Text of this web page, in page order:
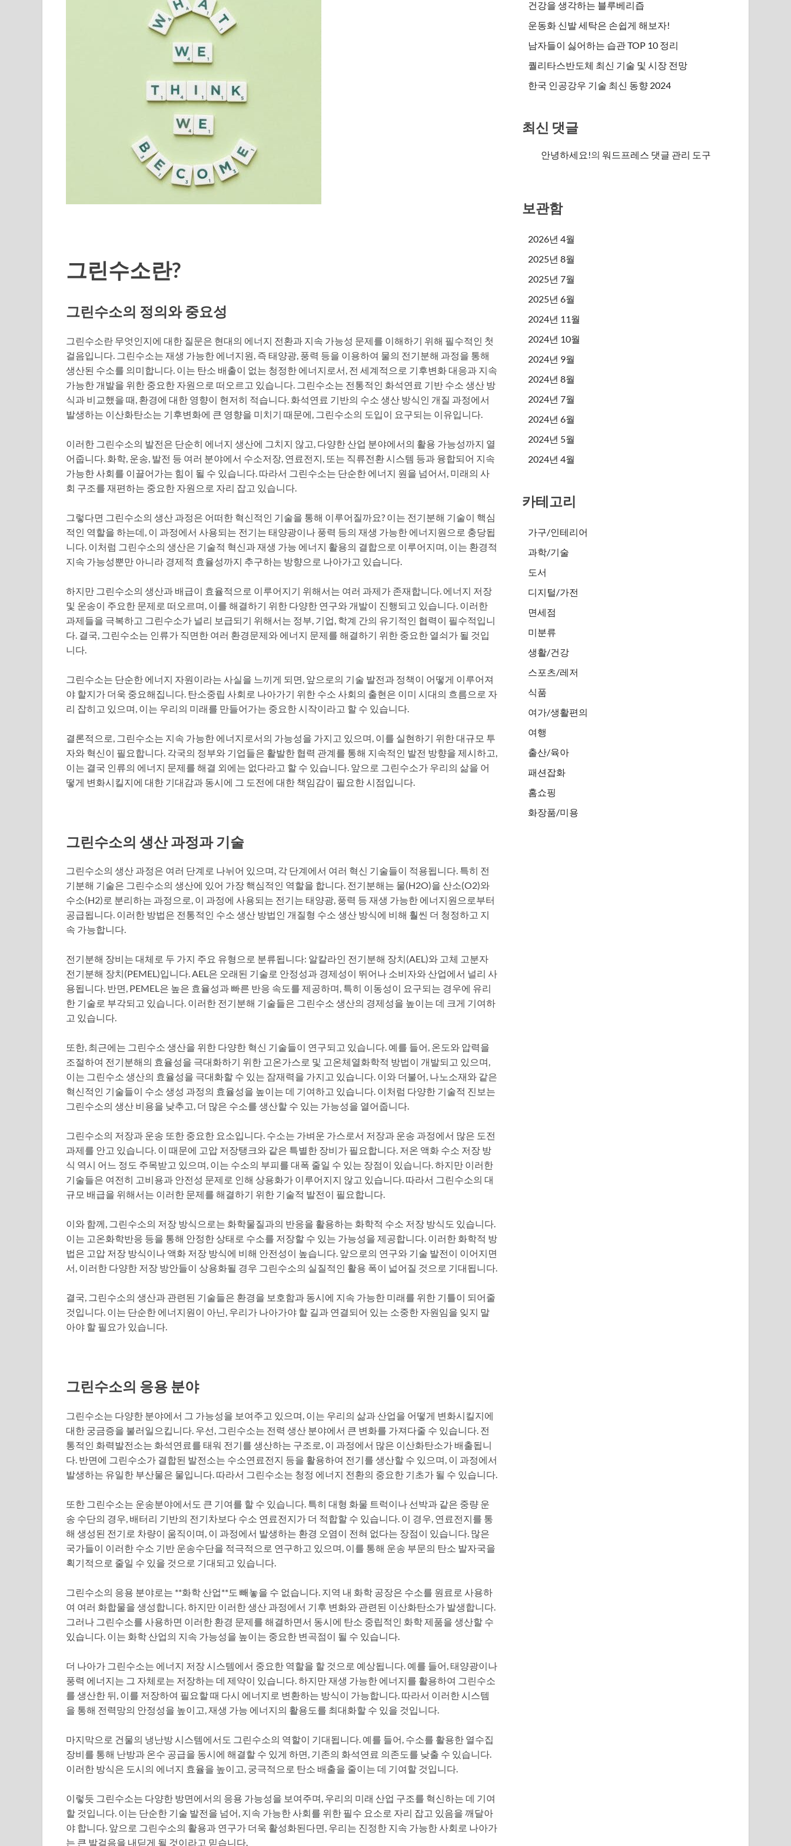
그린수소란?
그린수소의 정의와 중요성
그린수소란 무엇인지에 대한 질문은 현대의 에너지 전환과 지속 가능성 문제를 이해하기 위해 필수적인 첫
걸음입니다. 그린수소는 재생 가능한 에너지원, 즉 태양광, 풍력 등을 이용하여 물의 전기분해 과정을 통해
생산된 수소를 의미합니다. 이는 탄소 배출이 없는 청정한 에너지로서, 전 세계적으로 기후변화 대응과 지속
가능한 개발을 위한 중요한 자원으로 떠오르고 있습니다. 그린수소는 전통적인 화석연료 기반 수소 생산 방
식과 비교했을 때, 환경에 대한 영향이 현저히 적습니다. 화석연료 기반의 수소 생산 방식인 개질 과정에서
발생하는 이산화탄소는 기후변화에 큰 영향을 미치기 때문에, 그린수소의 도입이 요구되는 이유입니다.
이러한 그린수소의 발전은 단순히 에너지 생산에 그치지 않고, 다양한 산업 분야에서의 활용 가능성까지 열
어줍니다. 화학, 운송, 발전 등 여러 분야에서 수소저장, 연료전지, 또는 직류전환 시스템 등과 융합되어 지속
가능한 사회를 이끌어가는 힘이 될 수 있습니다. 따라서 그린수소는 단순한 에너지 원을 넘어서, 미래의 사
회 구조를 재편하는 중요한 자원으로 자리 잡고 있습니다.
그렇다면 그린수소의 생산 과정은 어떠한 혁신적인 기술을 통해 이루어질까요? 이는 전기분해 기술이 핵심
적인 역할을 하는데, 이 과정에서 사용되는 전기는 태양광이나 풍력 등의 재생 가능한 에너지원으로 충당됩
니다. 이처럼 그린수소의 생산은 기술적 혁신과 재생 가능 에너지 활용의 결합으로 이루어지며, 이는 환경적
지속 가능성뿐만 아니라 경제적 효율성까지 추구하는 방향으로 나아가고 있습니다.
하지만 그린수소의 생산과 배급이 효율적으로 이루어지기 위해서는 여러 과제가 존재합니다. 에너지 저장
및 운송이 주요한 문제로 떠오르며, 이를 해결하기 위한 다양한 연구와 개발이 진행되고 있습니다. 이러한
과제들을 극복하고 그린수소가 널리 보급되기 위해서는 정부, 기업, 학계 간의 유기적인 협력이 필수적입니
다. 결국, 그린수소는 인류가 직면한 여러 환경문제와 에너지 문제를 해결하기 위한 중요한 열쇠가 될 것입
니다.
그린수소는 단순한 에너지 자원이라는 사실을 느끼게 되면, 앞으로의 기술 발전과 정책이 어떻게 이루어져
야 할지가 더욱 중요해집니다. 탄소중립 사회로 나아가기 위한 수소 사회의 출현은 이미 시대의 흐름으로 자
리 잡히고 있으며, 이는 우리의 미래를 만들어가는 중요한 시작이라고 할 수 있습니다.
결론적으로, 그린수소는 지속 가능한 에너지로서의 가능성을 가지고 있으며, 이를 실현하기 위한 대규모 투
자와 혁신이 필요합니다. 각국의 정부와 기업들은 활발한 협력 관계를 통해 지속적인 발전 방향을 제시하고,
이는 결국 인류의 에너지 문제를 해결 외에는 없다라고 할 수 있습니다. 앞으로 그린수소가 우리의 삶을 어
떻게 변화시킬지에 대한 기대감과 동시에 그 도전에 대한 책임감이 필요한 시점입니다.
그린수소의 생산 과정과 기술
그린수소의 생산 과정은 여러 단계로 나뉘어 있으며, 각 단계에서 여러 혁신 기술들이 적용됩니다. 특히 전
기분해 기술은 그린수소의 생산에 있어 가장 핵심적인 역할을 합니다. 전기분해는 물(H2O)을 산소(O2)와
수소(H2)로 분리하는 과정으로, 이 과정에 사용되는 전기는 태양광, 풍력 등 재생 가능한 에너지원으로부터
공급됩니다. 이러한 방법은 전통적인 수소 생산 방법인 개질형 수소 생산 방식에 비해 훨씬 더 청정하고 지
속 가능합니다.
전기분해 장비는 대체로 두 가지 주요 유형으로 분류됩니다: 알칼라인 전기분해 장치(AEL)와 고체 고분자
전기분해 장치(PEMEL)입니다. AEL은 오래된 기술로 안정성과 경제성이 뛰어나 소비자와 산업에서 널리 사
용됩니다. 반면, PEMEL은 높은 효율성과 빠른 반응 속도를 제공하며, 특히 이동성이 요구되는 경우에 유리
한 기술로 부각되고 있습니다. 이러한 전기분해 기술들은 그린수소 생산의 경제성을 높이는 데 크게 기여하
고 있습니다.
또한, 최근에는 그린수소 생산을 위한 다양한 혁신 기술들이 연구되고 있습니다. 예를 들어, 온도와 압력을
조절하여 전기분해의 효율성을 극대화하기 위한 고온가스로 및 고온체열화학적 방법이 개발되고 있으며,
이는 그린수소 생산의 효율성을 극대화할 수 있는 잠재력을 가지고 있습니다. 이와 더불어, 나노소재와 같은
혁신적인 기술들이 수소 생성 과정의 효율성을 높이는 데 기여하고 있습니다. 이처럼 다양한 기술적 진보는
그린수소의 생산 비용을 낮추고, 더 많은 수소를 생산할 수 있는 가능성을 열어줍니다.
그린수소의 저장과 운송 또한 중요한 요소입니다. 수소는 가벼운 가스로서 저장과 운송 과정에서 많은 도전
과제를 안고 있습니다. 이 때문에 고압 저장탱크와 같은 특별한 장비가 필요합니다. 저온 액화 수소 저장 방
식 역시 어느 정도 주목받고 있으며, 이는 수소의 부피를 대폭 줄일 수 있는 장점이 있습니다. 하지만 이러한
기술들은 여전히 고비용과 안전성 문제로 인해 상용화가 이루어지지 않고 있습니다. 따라서 그린수소의 대
규모 배급을 위해서는 이러한 문제를 해결하기 위한 기술적 발전이 필요합니다.
이와 함께, 그린수소의 저장 방식으로는 화학물질과의 반응을 활용하는 화학적 수소 저장 방식도 있습니다.
이는 고온화학반응 등을 통해 안정한 상태로 수소를 저장할 수 있는 가능성을 제공합니다. 이러한 화학적 방
법은 고압 저장 방식이나 액화 저장 방식에 비해 안전성이 높습니다. 앞으로의 연구와 기술 발전이 이어지면
서, 이러한 다양한 저장 방안들이 상용화될 경우 그린수소의 실질적인 활용 폭이 넓어질 것으로 기대됩니다.
결국, 그린수소의 생산과 관련된 기술들은 환경을 보호함과 동시에 지속 가능한 미래를 위한 기틀이 되어줄
것입니다. 이는 단순한 에너지원이 아닌, 우리가 나아가야 할 길과 연결되어 있는 소중한 자원임을 잊지 말
아야 할 필요가 있습니다.
그린수소의 응용 분야
그린수소는 다양한 분야에서 그 가능성을 보여주고 있으며, 이는 우리의 삶과 산업을 어떻게 변화시킬지에
대한 궁금증을 불러일으킵니다. 우선, 그린수소는 전력 생산 분야에서 큰 변화를 가져다줄 수 있습니다. 전
통적인 화력발전소는 화석연료를 태워 전기를 생산하는 구조로, 이 과정에서 많은 이산화탄소가 배출됩니
다. 반면에 그린수소가 결합된 발전소는 수소연료전지 등을 활용하여 전기를 생산할 수 있으며, 이 과정에서
발생하는 유일한 부산물은 물입니다. 따라서 그린수소는 청정 에너지 전환의 중요한 기초가 될 수 있습니다.
또한 그린수소는 운송분야에서도 큰 기여를 할 수 있습니다. 특히 대형 화물 트럭이나 선박과 같은 중량 운
송 수단의 경우, 배터리 기반의 전기차보다 수소 연료전지가 더 적합할 수 있습니다. 이 경우, 연료전지를 통
해 생성된 전기로 차량이 움직이며, 이 과정에서 발생하는 환경 오염이 전혀 없다는 장점이 있습니다. 많은
국가들이 이러한 수소 기반 운송수단을 적극적으로 연구하고 있으며, 이를 통해 운송 부문의 탄소 발자국을
획기적으로 줄일 수 있을 것으로 기대되고 있습니다.
그린수소의 응용 분야로는 **화학 산업**도 빼놓을 수 없습니다. 지역 내 화학 공장은 수소를 원료로 사용하
여 여러 화합물을 생성합니다. 하지만 이러한 생산 과정에서 기후 변화와 관련된 이산화탄소가 발생합니다.
그러나 그린수소를 사용하면 이러한 환경 문제를 해결하면서 동시에 탄소 중립적인 화학 제품을 생산할 수
있습니다. 이는 화학 산업의 지속 가능성을 높이는 중요한 변곡점이 될 수 있습니다.
더 나아가 그린수소는 에너지 저장 시스템에서 중요한 역할을 할 것으로 예상됩니다. 예를 들어, 태양광이나
풍력 에너지는 그 자체로는 저장하는 데 제약이 있습니다. 하지만 재생 가능한 에너지를 활용하여 그린수소
를 생산한 뒤, 이를 저장하여 필요할 때 다시 에너지로 변환하는 방식이 가능합니다. 따라서 이러한 시스템
을 통해 전력망의 안정성을 높이고, 재생 가능 에너지의 활용도를 최대화할 수 있을 것입니다.
마지막으로 건물의 냉난방 시스템에서도 그린수소의 역할이 기대됩니다. 예를 들어, 수소를 활용한 열수집
장비를 통해 난방과 온수 공급을 동시에 해결할 수 있게 하면, 기존의 화석연료 의존도를 낮출 수 있습니다.
이러한 방식은 도시의 에너지 효율을 높이고, 궁극적으로 탄소 배출을 줄이는 데 기여할 것입니다.
이렇듯 그린수소는 다양한 방면에서의 응용 가능성을 보여주며, 우리의 미래 산업 구조를 혁신하는 데 기여
할 것입니다. 이는 단순한 기술 발전을 넘어, 지속 가능한 사회를 위한 필수 요소로 자리 잡고 있음을 깨달아
야 합니다. 앞으로 그린수소의 활용과 연구가 더욱 활성화된다면, 우리는 진정한 지속 가능한 사회로 나아가
는 큰 발걸음을 내딛게 될 것이라고 믿습니다.
건강을 생각하는 블루베리즙
운동화 신발 세탁은 손쉽게 해보자!
남자들이 싫어하는 습관 TOP 10 정리
퀄리타스반도체 최신 기술 및 시장 전망
한국 인공강우 기술 최신 동향 2024
최신 댓글
안녕하세요!의워드프레스 댓글 관리 도구
보관함
2026년 4월
2025년 8월
2025년 7월
2025년 6월
2024년 11월
2024년 10월
2024년 9월
2024년 8월
2024년 7월
2024년 6월
2024년 5월
2024년 4월
카테고리
가구/인테리어
과학/기술
도서
디지털/가전
면세점
미분류
생활/건강
스포츠/레저
식품
여가/생활편의
여행
출산/육아
패션잡화
홈쇼핑
화장품/미용